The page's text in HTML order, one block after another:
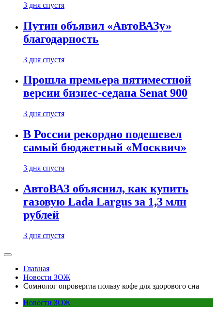
3 дня спустя
Путин объявил «АвтоВАЗу»
благодарность
3 дня спустя
Прошла премьера пятиместной
версии бизнес-седана Senat 900
3 дня спустя
В России рекордно подешевел
самый бюджетный «Москвич»
3 дня спустя
АвтоВАЗ объяснил, как купить
газовую Lada Largus за 1,3 млн
рублей
3 дня спустя
Главная
Новости ЗОЖ
Сомнолог опровергла пользу кофе для здорового сна
Новости ЗОЖ